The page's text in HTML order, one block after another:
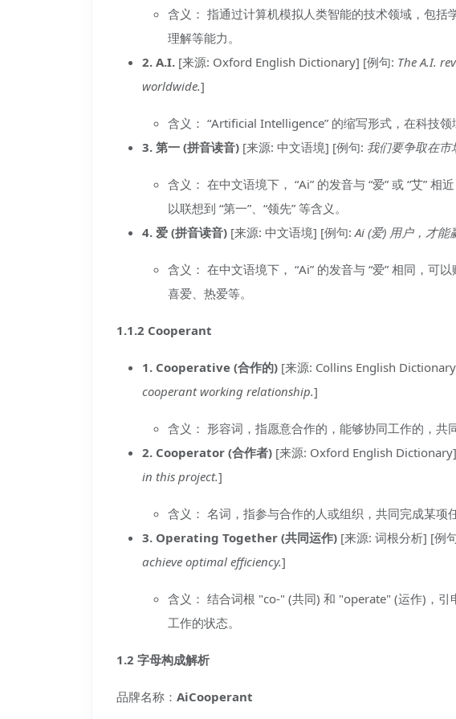
含义： 指通过计算机模拟人类智能的技术领域，包括
理解等能力。
2. A.I. [来源: Oxford English Dictionary] [例句: The A.I.
worldwide.]
含义： “Artificial Intelligence” 的缩写形式，在科技领
3. 第一 (拼音读音) [来源: 中文语境] [例句: 我们要争取在市
含义： 在中文语境下， “Ai” 的发音与 “爱” 或 “艾” 相
以联想到 “第一”、“领先” 等含义。
4. 爱 (拼音读音) [来源: 中文语境] [例句:Ai (爱) 用户，才能
含义： 在中文语境下， “Ai” 的发音与 “爱” 相同，可
喜爱、热爱等。
1.1.2 Cooperant
1. Cooperative (合作的) [来源: Collins English
cooperant working relationship.]
含义： 形容词，指愿意合作的，能够协同工作的，共
2. Cooperator (合作者) [来源: Oxford English
in this project.]
含义： 名词，指参与合作的人或组织，共同完成某项
3. Operating Together (共同运作) [来源: 词根分析] [例
achieve optimal efficiency.]
含义： 结合词根 "co-" (共同) 和 "operate" (运作)，引
工作的状态。
1.2 字母构成解析
品牌名称： AiCooperant